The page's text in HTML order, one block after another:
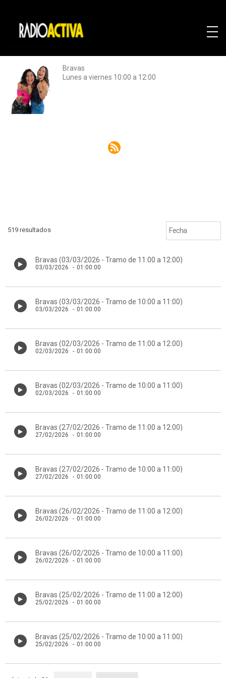
Bravas
Lunes a viernes 10:00 a 12:00
Rss
519 resultados
Bravas (03/03/2026 - Tramo de 11:00 a 12:00)
03/03/2026 - 01:00:00
Bravas (03/03/2026 - Tramo de 10:00 a 11:00)
03/03/2026 - 01:00:00
Bravas (02/03/2026 - Tramo de 11:00 a 12:00)
02/03/2026 - 01:00:00
Bravas (02/03/2026 - Tramo de 10:00 a 11:00)
02/03/2026 - 01:00:00
Bravas (27/02/2026 - Tramo de 11:00 a 12:00)
27/02/2026 - 01:00:00
Bravas (27/02/2026 - Tramo de 10:00 a 11:00)
27/02/2026 - 01:00:00
Bravas (26/02/2026 - Tramo de 11:00 a 12:00)
26/02/2026 - 01:00:00
Bravas (26/02/2026 - Tramo de 10:00 a 11:00)
26/02/2026 - 01:00:00
Bravas (25/02/2026 - Tramo de 11:00 a 12:00)
25/02/2026 - 01:00:00
Bravas (25/02/2026 - Tramo de 10:00 a 11:00)
25/02/2026 - 01:00:00